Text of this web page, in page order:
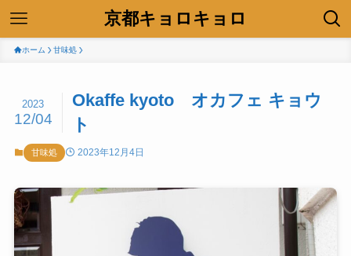
京都キョロキョロ
ホーム 甘味処
Okaffe kyoto オカフェ キョウ
ト
2023
12/04
甘味処 2023年12月4日